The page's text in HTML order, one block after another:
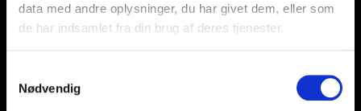
data med andre oplysninger, du har givet dem, eller som
de har indsamlet fra din brug af deres tjenester.
Nødvendig
HAMMEL GF ER SAMARBEJDSKLUB
Bjerringbro-Silkeborg kan tilføje Hammel GF til rækken af
lokale samarbejdsklubber. ”I Bjerringbro-Silkeborg vil vi gerne